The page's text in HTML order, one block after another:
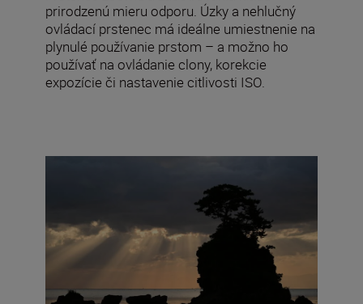
prirodzenú mieru odporu. Úzky a nehlučný
ovládací prstenec má ideálne umiestnenie na
plynulé používanie prstom – a možno ho
používať na ovládanie clony, korekcie
expozície či nastavenie citlivosti ISO.